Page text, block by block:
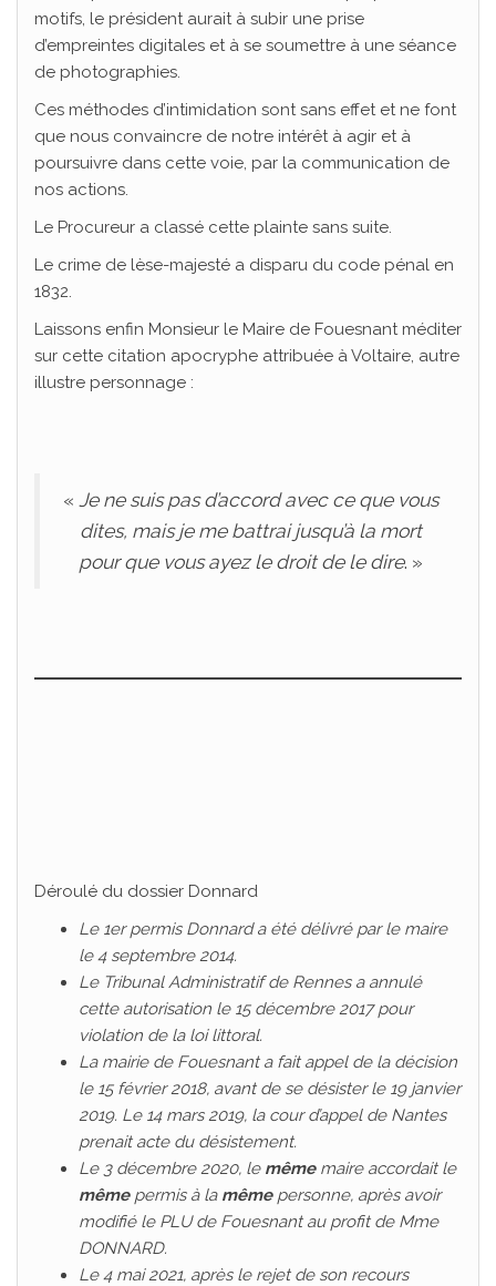
motifs, le président aurait à subir une prise
d’empreintes digitales et à se soumettre à une séance
de photographies.
Ces méthodes d’intimidation sont sans effet et ne font
que nous convaincre de notre intérêt à agir et à
poursuivre dans cette voie, par la communication de
nos actions.
Le Procureur a classé cette plainte sans suite.
Le crime de lèse-majesté a disparu du code pénal en
1832.
Laissons enfin Monsieur le Maire de Fouesnant méditer
sur cette citation apocryphe attribuée à Voltaire, autre
illustre personnage :
« Je ne suis pas d’accord avec ce que vous
dites, mais je me battrai jusqu’à la mort
pour que vous ayez le droit de le dire. »
Déroulé du dossier Donnard
Le 1er permis Donnard a été délivré par le maire
le 4 septembre 2014.
Le Tribunal Administratif de Rennes a annulé
cette autorisation le 15 décembre 2017 pour
violation de la loi littoral.
La mairie de Fouesnant a fait appel de la décision
le 15 février 2018, avant de se désister le 19 janvier
2019. Le 14 mars 2019, la cour d’appel de Nantes
prenait acte du désistement.
Le 3 décembre 2020, le mêmemaire accordait le
mêmepermis à la mêmepersonne, après avoir
modifié le PLU de Fouesnant au profit de Mme
DONNARD.
Le 4 mai 2021, après le rejet de son recours